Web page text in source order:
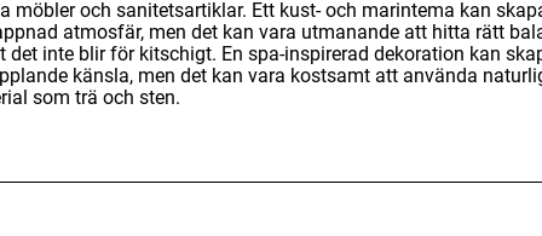
möbler och sanitetsartiklar. Ett kust- och marintema kan
atmosfär, men det kan vara utmanande att hitta rätt
det inte blir för kitschigt. En spa-inspirerad dekoration kan
känsla, men det kan vara kostsamt att använda
som trä och sten.